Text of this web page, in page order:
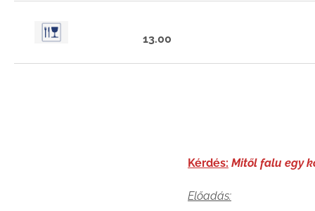
13.00
Kérdés: Mitől falu egy
Előadás: